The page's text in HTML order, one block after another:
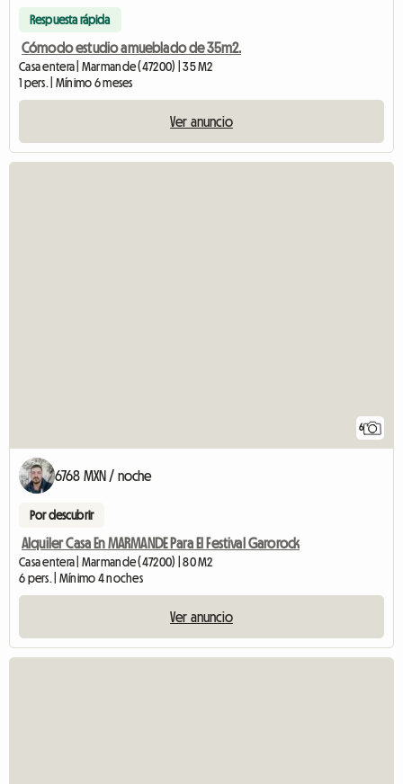
Respuesta rápida
Cómodo estudio amueblado de 35m2.
Casa entera | Marmande (47200) | 35 M2
1 pers. | Mínimo 6 meses
Ver anuncio
6
6768 MXN / noche
Por descubrir
Alquiler Casa En MARMANDE Para El Festival Garorock
Casa entera | Marmande (47200) | 80 M2
6 pers. | Mínimo 4 noches
Ver anuncio